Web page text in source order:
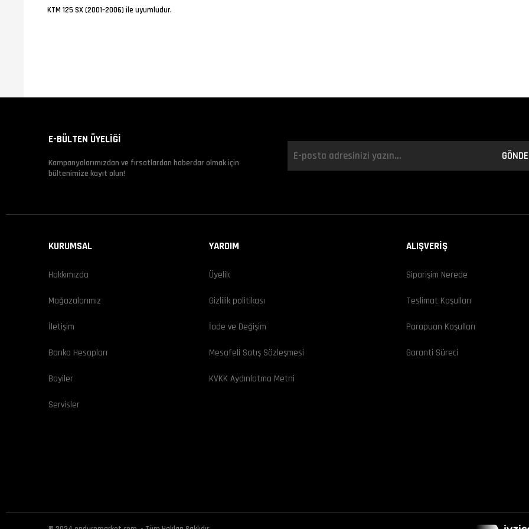
KTM 125 SX (2001–2006) ile uyumludur.
E-BÜLTEN ÜYELİĞİ
Kampanyalarımızdan ve fırsatlardan haberdar olmak için
bültenimize kayıt olun!
KURUMSAL
Hakkımızda
Mağazalarımız
İletişim
Banka Hesapları
Bayiler
Servisler
YARDIM
Üyelik
Gizlilik politikası
İade ve Değişim
Mesafeli Satış Sözleşmesi
KVKK Aydınlatma Metni
ALIŞVERİŞ
Siparişim Nerede
Teslimat Koşulları
Parapuan Koşulları
Garanti Süreci